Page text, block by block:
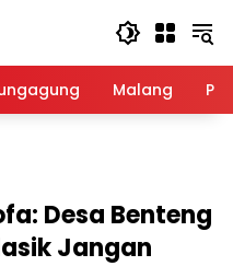
Malang
Desa Benteng
Jangan